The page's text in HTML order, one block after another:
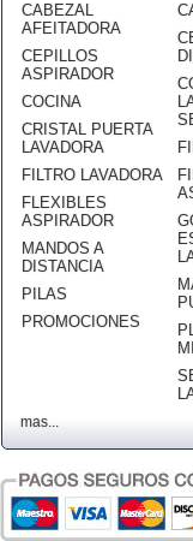
CABEZAL
AFEITADORA
CEPILLOS
ASPIRADOR
COCINA
CRISTAL PUERTA
LAVADORA
FILTRO LAVADORA
FLEXIBLES
ASPIRADOR
MANDOS A
DISTANCIA
PILAS
PROMOCIONES
mas...